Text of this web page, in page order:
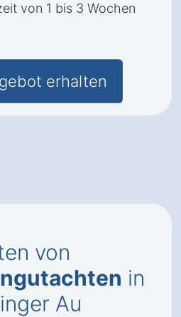
von 1 bis 3 Wochen
erhalten
von
in
Au